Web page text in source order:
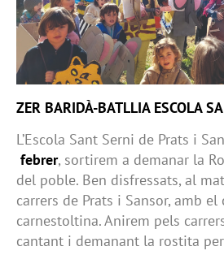
ZER BARIDÀ-BATLLIA ESCOLA
L’Escola Sant Serni de Prats i
febrer, sortirem a demanar la
del poble. Ben disfressats, al
carrers de Prats i Sansor, amb
carnestoltina. Anirem pels
cantant i demanant la rostita